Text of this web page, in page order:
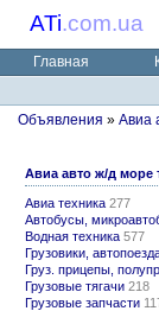
ATi.com.ua
Главная
Объявления » Авиа
Авиа авто ж/д море
Авиа техника 277
Автобусы,
Водная техника 577
Грузовики,
Груз. прицепы,
Грузовые тягачи 218
Грузовые запчасти